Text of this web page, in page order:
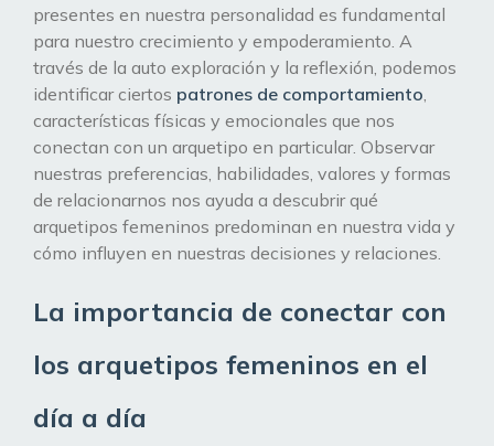
presentes en nuestra personalidad es fundamental
para nuestro crecimiento y empoderamiento. A
través de la auto exploración y la reflexión, podemos
identificar ciertos patrones de comportamiento
características físicas y emocionales que nos
conectan con un arquetipo en particular. Observar
nuestras preferencias, habilidades, valores y formas
de relacionarnos nos ayuda a descubrir qué
arquetipos femeninos predominan en nuestra vida y
cómo influyen en nuestras decisiones y relaciones.
La importancia de conectar con
los arquetipos femeninos en el
día a día